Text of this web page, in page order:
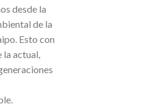
desde la
de la
Esto con
actual,